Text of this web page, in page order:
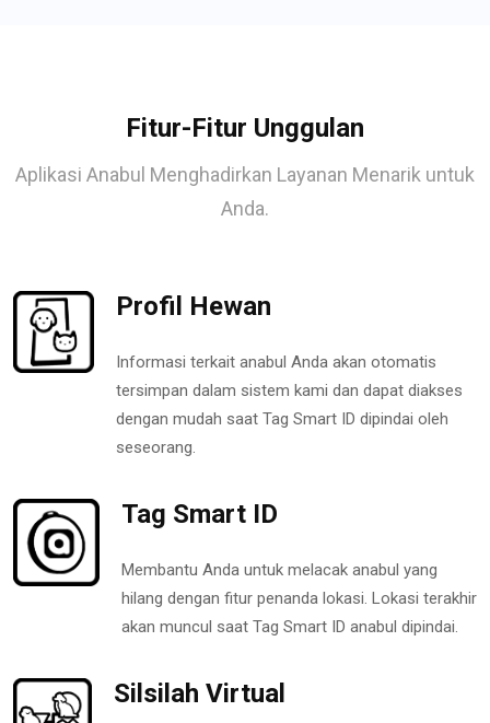
Fitur-Fitur Unggulan
Aplikasi Anabul Menghadirkan Layanan Menarik untuk
Anda.
Profil Hewan
Informasi terkait anabul Anda akan otomatis
tersimpan dalam sistem kami dan dapat diakses
dengan mudah saat Tag Smart ID dipindai oleh
seseorang.
Tag Smart ID
Membantu Anda untuk melacak anabul yang
hilang dengan fitur penanda lokasi. Lokasi terakhir
akan muncul saat Tag Smart ID anabul dipindai.
Silsilah Virtual